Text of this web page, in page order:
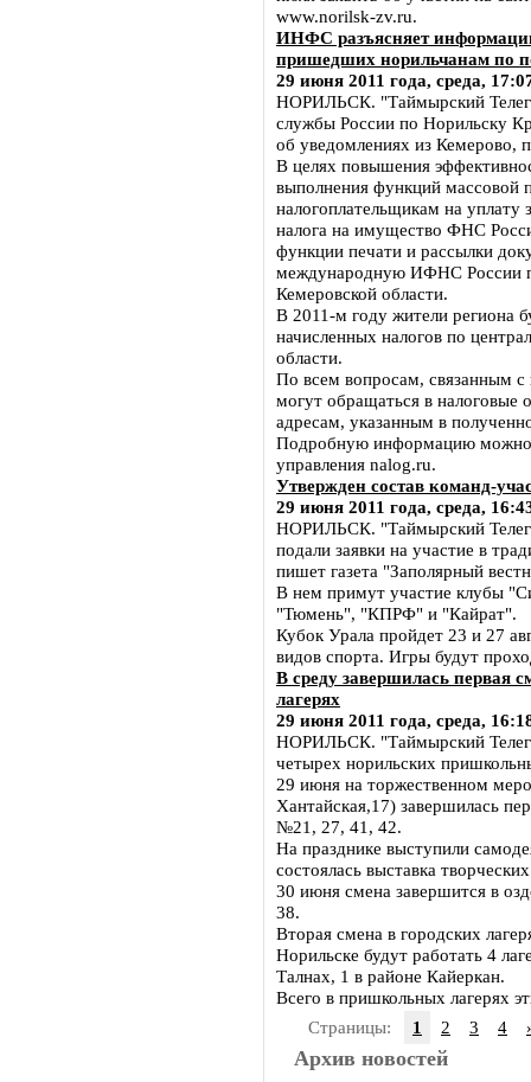
www.norilsk-zv.ru.
ИНФС разъясняет
пришедших норильчанам по
29 июня 2011 года, среда,
НОРИЛЬСК. "Таймырский
службы России по Норильску
об уведомлениях из Кемерово,
В целях повышения
выполнения функций массовой
налогоплательщикам на уплату
налога на имущество ФНС
функции печати и рассылки
международную ИФНС России
Кемеровской области.
В 2011-м году жители региона
начисленных налогов по
области.
По всем вопросам, связанным с
могут обращаться в налоговые
адресам, указанным в
Подробную информацию можно
управления nalog.ru.
Утвержден состав команд-
29 июня 2011 года, среда,
НОРИЛЬСК. "Таймырский
подали заявки на участие в
пишет газета "Заполярный
В нем примут участие клубы
"Тюмень", "КПРФ" и "Кайрат".
Кубок Урала пройдет 23 и 27
видов спорта. Игры будут
В среду завершилась первая
лагерях
29 июня 2011 года, среда,
НОРИЛЬСК. "Таймырский
четырех норильских
29 июня на торжественном
Хантайская,17) завершилась
№21, 27, 41, 42.
На празднике выступили
состоялась выставка
30 июня смена завершится в
38.
Вторая смена в городских
Норильске будут работать 4
Талнах, 1 в районе Кайеркан.
Всего в пришкольных лагерях
Страницы:
1 2 3 4
Архив новостей